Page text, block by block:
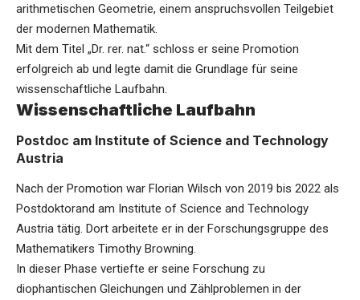
arithmetischen Geometrie, einem anspruchsvollen Teilgebiet
der modernen Mathematik.
Mit dem Titel „Dr. rer. nat.“ schloss er seine Promotion
erfolgreich ab und legte damit die Grundlage für seine
wissenschaftliche Laufbahn.
Wissenschaftliche Laufbahn
Postdoc am Institute of Science and Technology
Austria
Nach der Promotion war Florian Wilsch von 2019 bis 2022 als
Postdoktorand am Institute of Science and Technology
Austria tätig. Dort arbeitete er in der Forschungsgruppe des
Mathematikers Timothy Browning.
In dieser Phase vertiefte er seine Forschung zu
diophantischen Gleichungen und Zählproblemen in der